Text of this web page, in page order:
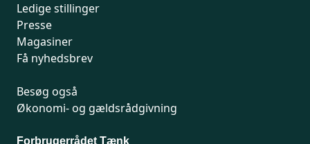
Ledige stillinger
Presse
Magasiner
Få nyhedsbrev
Besøg også
Økonomi- og gældsrådgivning
Forbrugerrådet Tænk